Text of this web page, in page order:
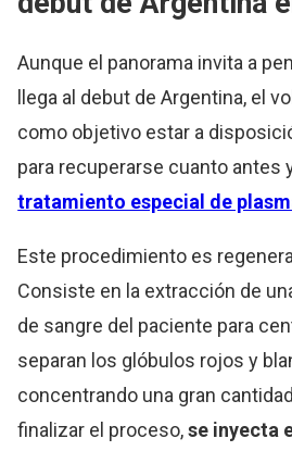
Aunque el panorama invita a
llega al debut de Argentina, el
como objetivo estar a
para recuperarse cuanto antes
tratamiento especial de
Este procedimiento es
Consiste en la extracción de
de sangre del paciente para
separan los glóbulos rojos y
concentrando una gran
finalizar el proceso,se inyecta